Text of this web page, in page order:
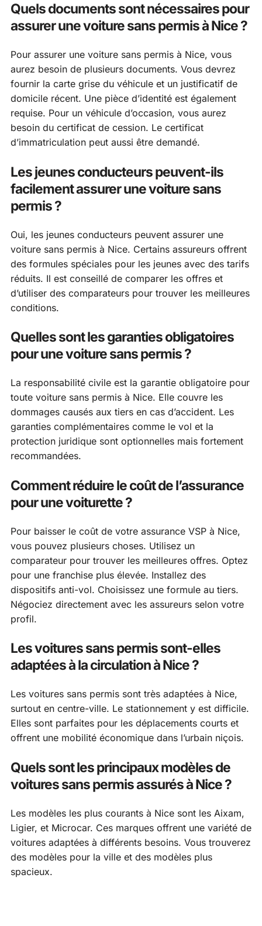
Quels documents sont nécessaires pour
assurer une voiture sans permis à Nice ?
Pour assurer une voiture sans permis à Nice, vous
aurez besoin de plusieurs documents. Vous devrez
fournir la carte grise du véhicule et un justificatif de
domicile récent. Une pièce d’identité est également
requise. Pour un véhicule d’occasion, vous aurez
besoin du certificat de cession. Le certificat
d’immatriculation peut aussi être demandé.
Les jeunes conducteurs peuvent-ils
facilement assurer une voiture sans
permis ?
Oui, les jeunes conducteurs peuvent assurer une
voiture sans permis à Nice. Certains assureurs offrent
des formules spéciales pour les jeunes avec des tarifs
réduits. Il est conseillé de comparer les offres et
d’utiliser des comparateurs pour trouver les meilleures
conditions.
Quelles sont les garanties obligatoires
pour une voiture sans permis ?
La responsabilité civile est la garantie obligatoire pour
toute voiture sans permis à Nice. Elle couvre les
dommages causés aux tiers en cas d’accident. Les
garanties complémentaires comme le vol et la
protection juridique sont optionnelles mais fortement
recommandées.
Comment réduire le coût de l’assurance
pour une voiturette ?
Pour baisser le coût de votre assurance VSP à Nice,
vous pouvez plusieurs choses. Utilisez un
comparateur pour trouver les meilleures offres. Optez
pour une franchise plus élevée. Installez des
dispositifs anti-vol. Choisissez une formule au tiers.
Négociez directement avec les assureurs selon votre
profil.
Les voitures sans permis sont-elles
adaptées à la circulation à Nice ?
Les voitures sans permis sont très adaptées à Nice,
surtout en centre-ville. Le stationnement y est difficile.
Elles sont parfaites pour les déplacements courts et
offrent une mobilité économique dans l’urbain niçois.
Quels sont les principaux modèles de
voitures sans permis assurés à Nice ?
Les modèles les plus courants à Nice sont les Aixam,
Ligier, et Microcar. Ces marques offrent une variété de
voitures adaptées à différents besoins. Vous trouverez
des modèles pour la ville et des modèles plus
spacieux.